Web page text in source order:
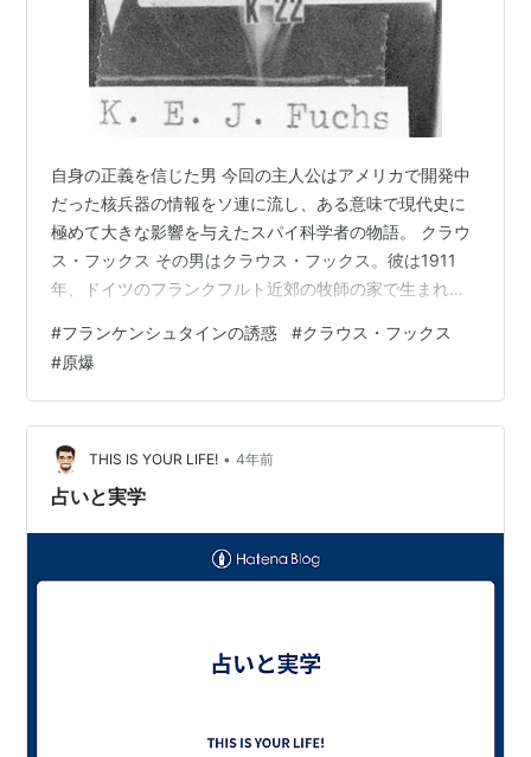
自身の正義を信じた男 今回の主人公はアメリカで開発中
だった核兵器の情報をソ連に流し、ある意味で現代史に
極めて大きな影響を与えたスパイ科学者の物語。 クラウ
ス・フックス その男はクラウス・フックス。彼は1911
年、ドイツのフランクフルト近郊の牧師の家で生まれ
り、子供たちにも自身の良心に従って生きるよう(それが
たとえ父の意志に反しても)に教育した。フックスは学問
の才を示して、1930年にはライプチヒ大学に入学して物
理と数学を専攻する。 当時は世界恐慌の最中、真面目で
頑固なフックスは平等な社会を目指すという共産主義の
理念に共感、20才の時に共産党員と…
#フランケンシュタインの誘惑 #クラウス・フックス
#原爆
THIS IS YOUR LIFE! • 4年前
占いと実学